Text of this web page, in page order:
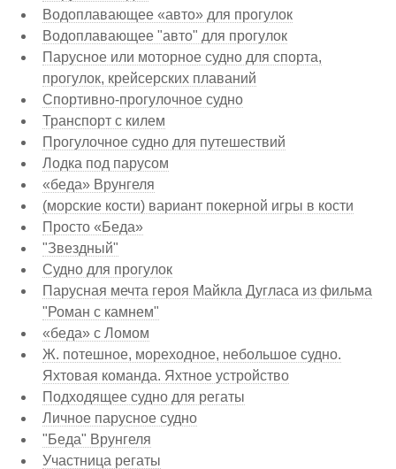
Водоплавающее «авто» для прогулок
Водоплавающее "авто" для прогулок
Парусное или моторное судно для спорта,
прогулок, крейсерских плаваний
Спортивно-прогулочное судно
Транспорт с килем
Прогулочное судно для путешествий
Лодка под парусом
«беда» Врунгеля
(морские кости) вариант покерной игры в кости
Просто «Беда»
"Звездный"
Судно для прогулок
Парусная мечта героя Майкла Дугласа из фильма
"Роман с камнем"
«беда» с Ломом
Ж. потешное, мореходное, небольшое судно.
Яхтовая команда. Яхтное устройство
Подходящее судно для регаты
Личное парусное судно
"Беда" Врунгеля
Участница регаты